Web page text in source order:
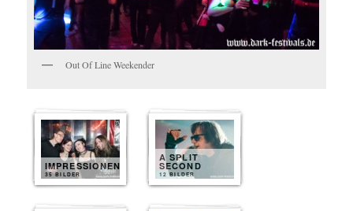
Out Of Line Weekender
IMPRESSIONEN
35 BILDER
A SPLIT
SECOND
12 BILDER